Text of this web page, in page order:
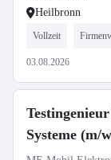
Heilbronn
Vollzeit
03.08.2026
Systeme (m/